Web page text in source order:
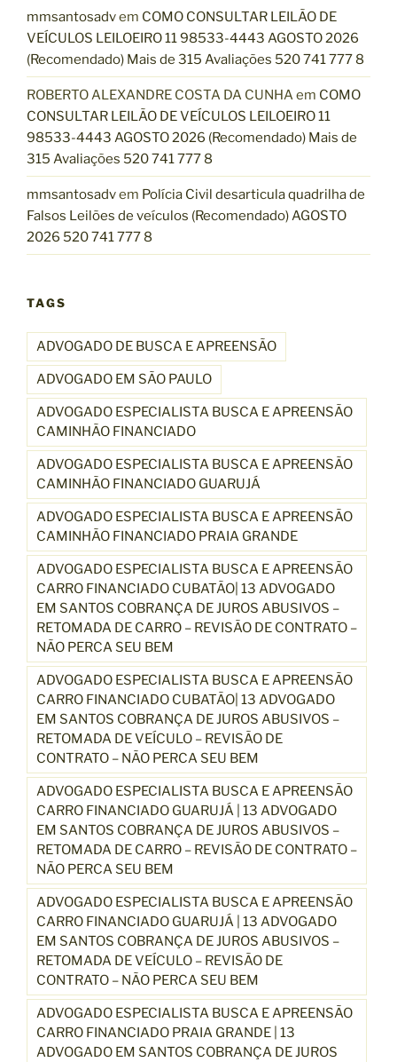
mmsantosadvem COMO CONSULTAR LEILÃO DE
VEÍCULOS LEILOEIRO 11 98533-4443 AGOSTO 2026
(Recomendado) Mais de 315 Avaliações 520 741 777 8
ROBERTO ALEXANDRE COSTA DA CUNHAem COMO
CONSULTAR LEILÃO DE VEÍCULOS LEILOEIRO 11
98533-4443 AGOSTO 2026 (Recomendado) Mais de
315 Avaliações 520 741 777 8
mmsantosadvem Polícia Civil desarticula quadrilha de
Falsos Leilões de veículos (Recomendado) AGOSTO
2026 520 741 777 8
TAGS
ADVOGADO DE BUSCA E APREENSÃO
ADVOGADO EM SÃO PAULO
ADVOGADO ESPECIALISTA BUSCA E APREENSÃO
CAMINHÃO FINANCIADO
ADVOGADO ESPECIALISTA BUSCA E APREENSÃO
CAMINHÃO FINANCIADO GUARUJÁ
ADVOGADO ESPECIALISTA BUSCA E APREENSÃO
CAMINHÃO FINANCIADO PRAIA GRANDE
ADVOGADO ESPECIALISTA BUSCA E APREENSÃO
CARRO FINANCIADO CUBATÃO| 13 ADVOGADO
EM SANTOS COBRANÇA DE JUROS ABUSIVOS –
RETOMADA DE CARRO – REVISÃO DE CONTRATO –
NÃO PERCA SEU BEM
ADVOGADO ESPECIALISTA BUSCA E APREENSÃO
CARRO FINANCIADO CUBATÃO| 13 ADVOGADO
EM SANTOS COBRANÇA DE JUROS ABUSIVOS –
RETOMADA DE VEÍCULO – REVISÃO DE
CONTRATO – NÃO PERCA SEU BEM
ADVOGADO ESPECIALISTA BUSCA E APREENSÃO
CARRO FINANCIADO GUARUJÁ | 13 ADVOGADO
EM SANTOS COBRANÇA DE JUROS ABUSIVOS –
RETOMADA DE CARRO – REVISÃO DE CONTRATO –
NÃO PERCA SEU BEM
ADVOGADO ESPECIALISTA BUSCA E APREENSÃO
CARRO FINANCIADO GUARUJÁ | 13 ADVOGADO
EM SANTOS COBRANÇA DE JUROS ABUSIVOS –
RETOMADA DE VEÍCULO – REVISÃO DE
CONTRATO – NÃO PERCA SEU BEM
ADVOGADO ESPECIALISTA BUSCA E APREENSÃO
CARRO FINANCIADO PRAIA GRANDE | 13
ADVOGADO EM SANTOS COBRANÇA DE JUROS